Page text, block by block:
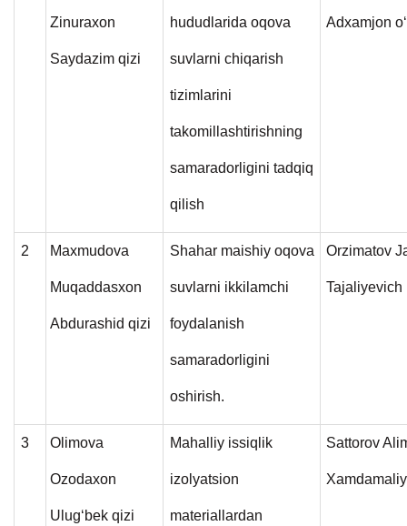
Zinuraxon
Saydazim qizi
hududlarida oqova
suvlarni chiqarish
tizimlarini
takomillashtirishning
samaradorligini tadqiq
qilish
Adxamjon
2 Maxmudova
Muqaddasxon
Abdurashid qizi
Shahar maishiy oqova
suvlarni ikkilamchi
foydalanish
samaradorligini
oshirish.
Orzimatov
Tajaliyevich
3 Olimova
Ozodaxon
Ulug‘bek qizi
Mahalliy issiqlik
izolyatsion
materiallardan
Sattorov